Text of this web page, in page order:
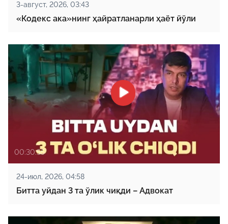
3-август, 2026, 03:43
«Кодекс ака»нинг ҳайратланарли ҳаёт йўли
00:30:55
24-июл, 2026, 04:58
Битта уйдан 3 та ўлик чиқди – Адвокат